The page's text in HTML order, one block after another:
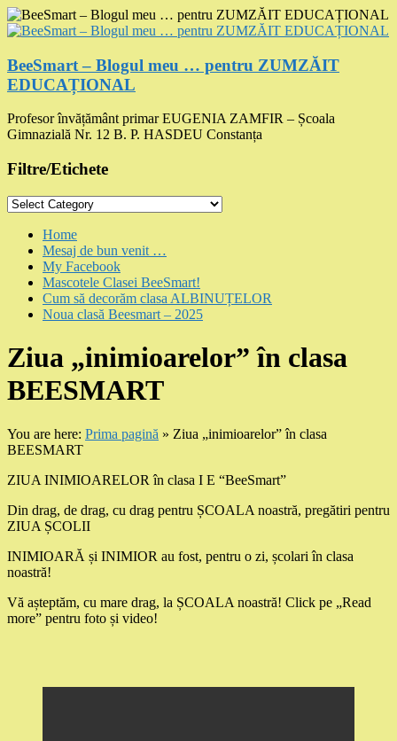
Skip
to
BeeSmart – Blogul meu … pentru ZUMZĂIT
EDUCAȚIONAL
Profesor învățământ primar EUGENIA ZAMFIR – Școala
Gimnazială Nr. 12 B. P. HASDEU Constanța
Filtre/Etichete
Filtre/Etichete
Menu
Home
Mesaj de bun venit …
My Facebook
Mascotele Clasei BeeSmart!
Cum să decorăm clasa ALBINUȚELOR
Noua clasă Beesmart – 2025
Ziua „inimioarelor” în clasa
BEESMART
You are here: Prima pagină » Ziua „inimioarelor” în clasa
BEESMART
ZIUA INIMIOARELOR în clasa I E “BeeSmart”
Din drag, de drag, cu drag pentru ȘCOALA noastră, pregătiri pentru
ZIUA ȘCOLII
INIMIOARĂ și INIMIOR au fost, pentru o zi, școlari în clasa
noastră!
Vă așteptăm, cu mare drag, la ȘCOALA noastră! Click pe „Read
more” pentru foto și video!